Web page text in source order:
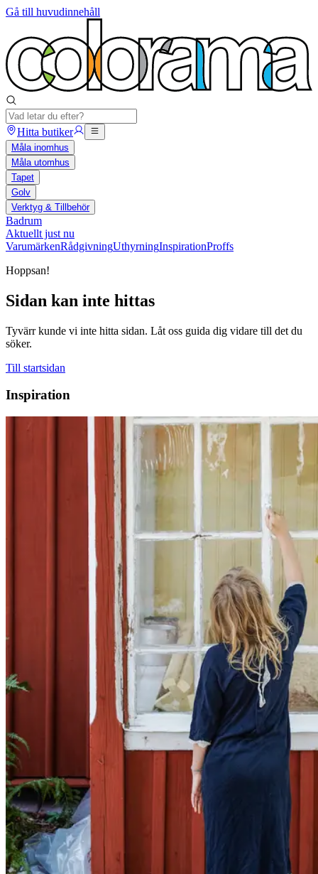
Gå till huvudinnehåll
Hitta butiker
Måla inomhus
Måla utomhus
Tapet
Golv
Verktyg & Tillbehör
Badrum
Aktuellt just nu
VarumärkenRådgivningUthyrningInspirationProffs
Hoppsan!
Sidan kan inte hittas
Tyvärr kunde vi inte hitta sidan. Låt oss guida dig vidare till det du
söker.
Till startsidan
Inspiration